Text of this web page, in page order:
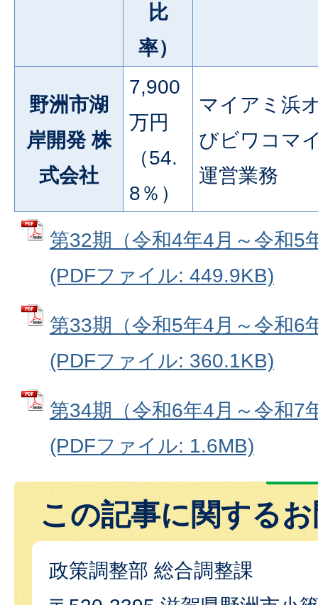
比
率）
野洲市湖
岸開発 株
式会社
7,900
万円
（54.
8％）
マイアミ浜
びビワコマ
運営業務
第32期（令和4年4月～令和5
(PDFファイル: 449.9KB)
第33期（令和5年4月～令和6
(PDFファイル: 360.1KB)
第34期（令和6年4月～令和7
(PDFファイル: 1.6MB)
この記事に関する
政策調整部 総合調整課